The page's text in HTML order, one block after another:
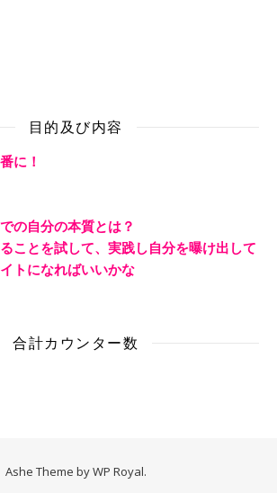
目的及び内容
に！
の自分の本質とは？
ことを試して、実践し自分を曝け出して
トになればいいかな
合計カウンター数
Ashe Theme byWP Royal.